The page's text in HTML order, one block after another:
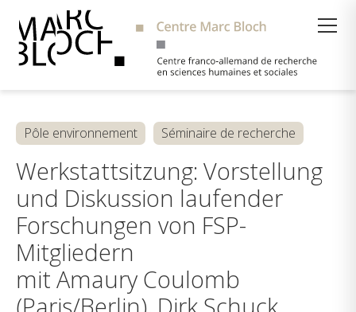
Pôle environnement Séminaire de recherche
Werkstattsitzung: Vorstellung
und Diskussion laufender
Forschungen von FSP-
Mitgliedern
mit Amaury Coulomb